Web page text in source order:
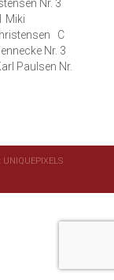
Nr. 3
Miki
C
Nr. 3
Paulsen Nr.
UNIQUEPIXELS